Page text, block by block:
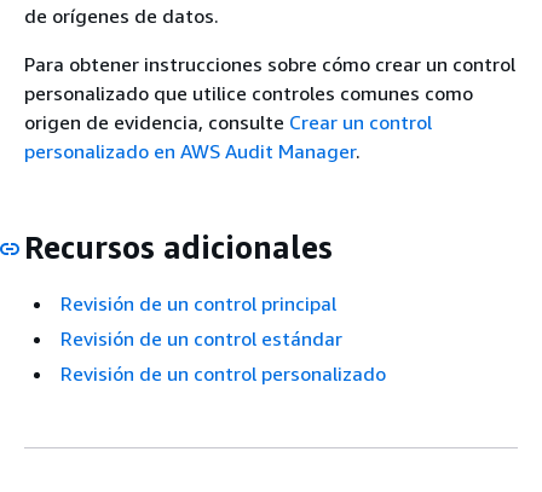
de orígenes de datos.
Para obtener instrucciones sobre cómo crear un control
personalizado que utilice controles comunes como
origen de evidencia, consulte Crear un control
personalizado en AWS Audit Manager.
Recursos adicionales
Revisión de un control principal
Revisión de un control estándar
Revisión de un control personalizado